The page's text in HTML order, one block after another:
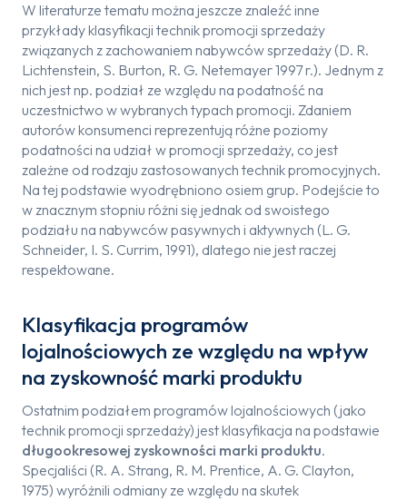
W literaturze tematu można jeszcze znaleźć inne
przykłady klasyfikacji technik promocji sprzedaży
związanych z zachowaniem nabywców sprzedaży (D. R.
Lichtenstein, S. Burton, R. G. Netemayer 1997 r.). Jednym z
nich jest np. podział ze względu na podatność na
uczestnictwo w wybranych typach promocji. Zdaniem
autorów konsumenci reprezentują różne poziomy
podatności na udział w promocji sprzedaży, co jest
zależne od rodzaju zastosowanych technik promocyjnych.
Na tej podstawie wyodrębniono osiem grup. Podejście to
w znacznym stopniu różni się jednak od swoistego
podziału na nabywców pasywnych i aktywnych (L. G.
Schneider, I. S. Currim, 1991), dlatego nie jest raczej
respektowane.
Klasyfikacja programów
lojalnościowych ze względu na wpływ
na zyskowność marki produktu
Ostatnim podziałem programów lojalnościowych (jako
technik promocji sprzedaży) jest klasyfikacja na podstawie
długookresowej zyskowności marki produktu.
Specjaliści (R. A. Strang, R. M. Prentice, A. G. Clayton,
1975) wyróżnili odmiany ze względu na skutek